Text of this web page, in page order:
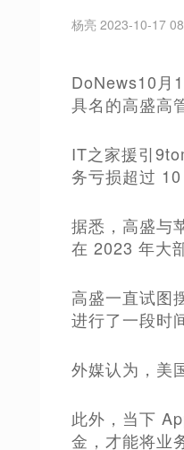
杨亮 2023-10-17
DoNews10月
具名的高盛高
IT之家援引
务亏损超过
据悉，高盛与
在 2023 年大
高盛一直试图
进行了一段时
外媒认为，美
此外，当下
金，才能将业